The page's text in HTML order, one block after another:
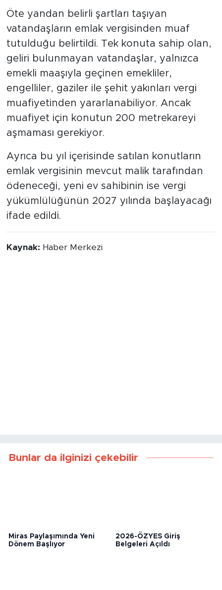
Öte yandan belirli şartları taşıyan
vatandaşların emlak vergisinden muaf
tutulduğu belirtildi. Tek konuta sahip olan,
geliri bulunmayan vatandaşlar, yalnızca
emekli maaşıyla geçinen emekliler,
engelliler, gaziler ile şehit yakınları vergi
muafiyetinden yararlanabiliyor. Ancak
muafiyet için konutun 200 metrekareyi
aşmaması gerekiyor.
Ayrıca bu yıl içerisinde satılan konutların
emlak vergisinin mevcut malik tarafından
ödeneceği, yeni ev sahibinin ise vergi
yükümlülüğünün 2027 yılında başlayacağı
ifade edildi.
Kaynak:
Bunlar da ilginizi çekebilir
Miras Paylaşımında Yeni
2026-ÖZYES Giriş